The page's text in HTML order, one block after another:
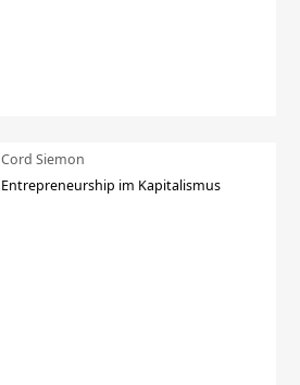
Cord Siemon
Entrepreneurship im Kapitalismus